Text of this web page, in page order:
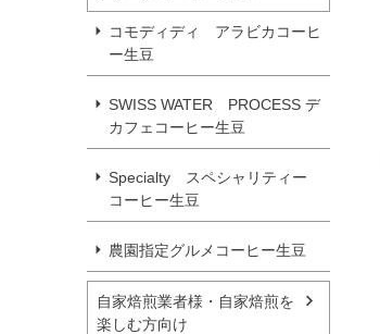
コモディディ アラビカコーヒ
ー生豆
SWISS WATER PROCESS デ
カフェコーヒー生豆
Specialty スペシャリティー
コーヒー生豆
農園指定グルメコーヒー生豆
自家焙煎業者様・自家焙煎を
楽しむ方向け